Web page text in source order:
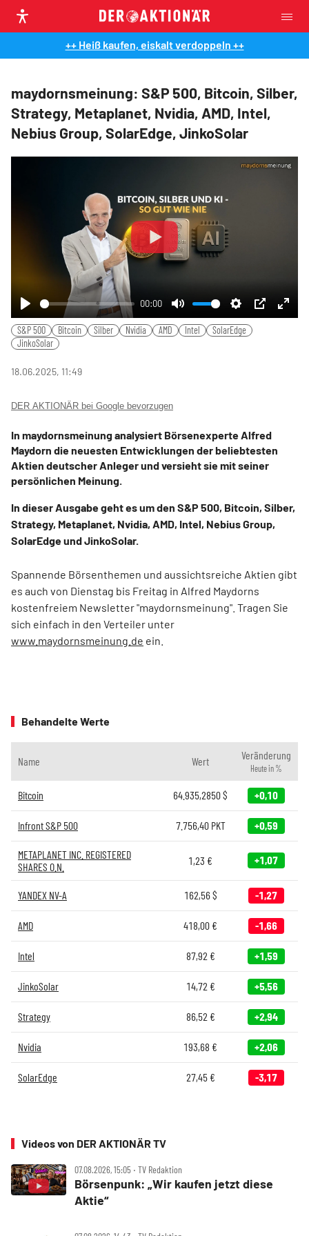
++ Heiß kaufen, eiskalt verdoppeln ++
maydornsmeinung: S&P 500, Bitcoin, Silber,
Strategy, Metaplanet, Nvidia, AMD, Intel,
Nebius Group, SolarEdge, JinkoSolar
Play
00:00
Mute Settings
PIP
Play
S&P 500 Bitcoin Silber Nvidia AMD Intel
SolarEdge
JinkoSolar
18.06.2025, 11:49
DER AKTIONÄR bei Google bevorzugen
In maydornsmeinung analysiert Börsenexperte Alfred
Maydorn die neuesten Entwicklungen der beliebtesten
Aktien deutscher Anleger und versieht sie mit seiner
persönlichen Meinung.
In dieser Ausgabe geht es um den S&P 500, Bitcoin, Silber,
Strategy, Metaplanet, Nvidia, AMD, Intel, Nebius Group,
SolarEdge und JinkoSolar.
Spannende Börsenthemen und aussichtsreiche Aktien gibt
es auch von Dienstag bis Freitag in Alfred Maydorns
kostenfreiem Newsletter "maydornsmeinung". Tragen Sie
sich einfach in den Verteiler unter
www.maydornsmeinung.de ein.
Behandelte Werte
Name Wert Veränderung
Heute in %
Bitcoin 64.935,2850$ +0,10
Infront S&P 500 7.756,40PKT +0,59
METAPLANET INC. REGISTERED
SHARES O.N.
1,23 € +1,07
YANDEX NV-A 162,56$ -1,27
AMD 418,00 € -1,66
Intel 87,92 € +1,59
JinkoSolar 14,72 € +5,56
Strategy 86,52 € +2,94
Nvidia 193,68 € +2,06
SolarEdge 27,45€ -3,17
Videos von DER AKTIONÄR TV
07.08.2026, 15:05 ‧ TV Redaktion
Börsenpunk: „Wir kaufen jetzt diese
Aktie“